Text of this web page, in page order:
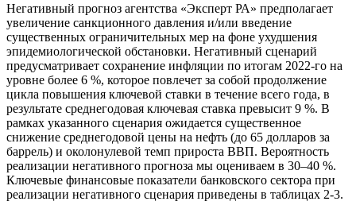
Негативный прогноз агентства «Эксперт РА» предполагает
увеличение санкционного давления и/или введение
существенных ограничительных мер на фоне ухудшения
эпидемиологической обстановки. Негативный сценарий
предусматривает сохранение инфляции по итогам 2022-го на
уровне более 6 %, которое повлечет за собой продолжение
цикла повышения ключевой ставки в течение всего года, в
результате среднегодовая ключевая ставка превысит 9 %. В
рамках указанного сценария ожидается существенное
снижение среднегодовой цены на нефть (до 65 долларов за
баррель) и околонулевой темп прироста ВВП. Вероятность
реализации негативного прогноза мы оцениваем в 30–40 %.
Ключевые финансовые показатели банковского сектора при
реализации негативного сценария приведены в таблицах 2-3.